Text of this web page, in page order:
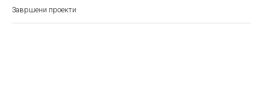
Завршени проекти